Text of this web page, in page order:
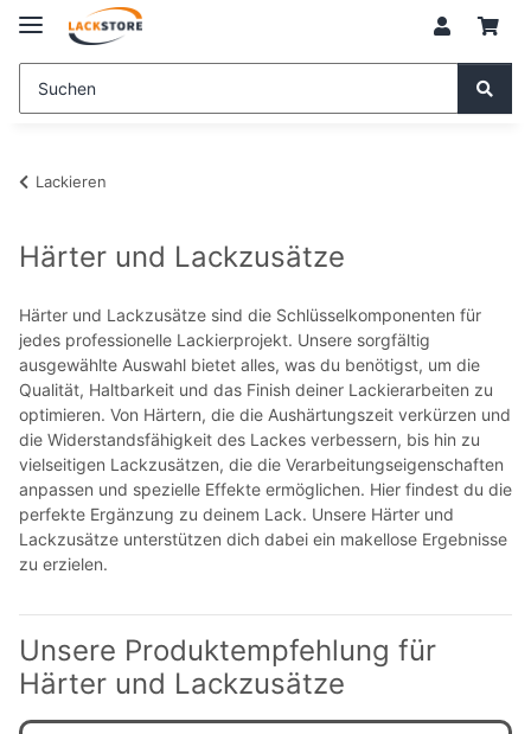
Lackieren
Härter und Lackzusätze
Härter und Lackzusätze sind die Schlüsselkomponenten für
jedes professionelle Lackierprojekt. Unsere sorgfältig
ausgewählte Auswahl bietet alles, was du benötigst, um die
Qualität, Haltbarkeit und das Finish deiner Lackierarbeiten zu
optimieren. Von Härtern, die die Aushärtungszeit verkürzen und
die Widerstandsfähigkeit des Lackes verbessern, bis hin zu
vielseitigen Lackzusätzen, die die Verarbeitungseigenschaften
anpassen und spezielle Effekte ermöglichen. Hier findest du die
perfekte Ergänzung zu deinem Lack. Unsere Härter und
Lackzusätze unterstützen dich dabei ein makellose Ergebnisse
zu erzielen.
Unsere Produktempfehlung für
Härter und Lackzusätze